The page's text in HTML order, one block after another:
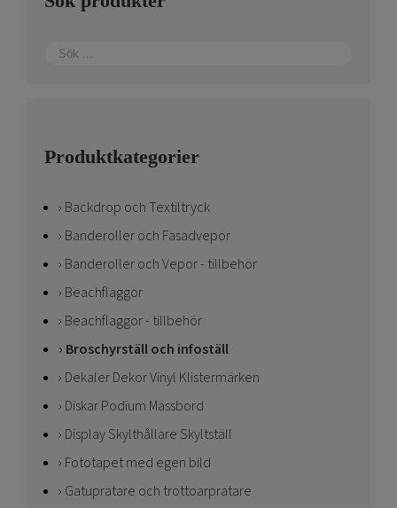
Produktkategorier
Backdrop och Textiltryck
Banderoller och Fasadvepor
Banderoller och Vepor - tillbehör
Beachflaggor
Beachflaggor - tillbehör
Broschyrställ och infoställ
Dekaler Dekor Vinyl Klistermärken
Diskar Podium Mässbord
Display Skylthållare Skyltställ
Fototapet med egen bild
Gatupratare och trottoarpratare